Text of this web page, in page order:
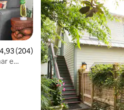
de uma avaliação média de 5, 204
4,93 (204)
e